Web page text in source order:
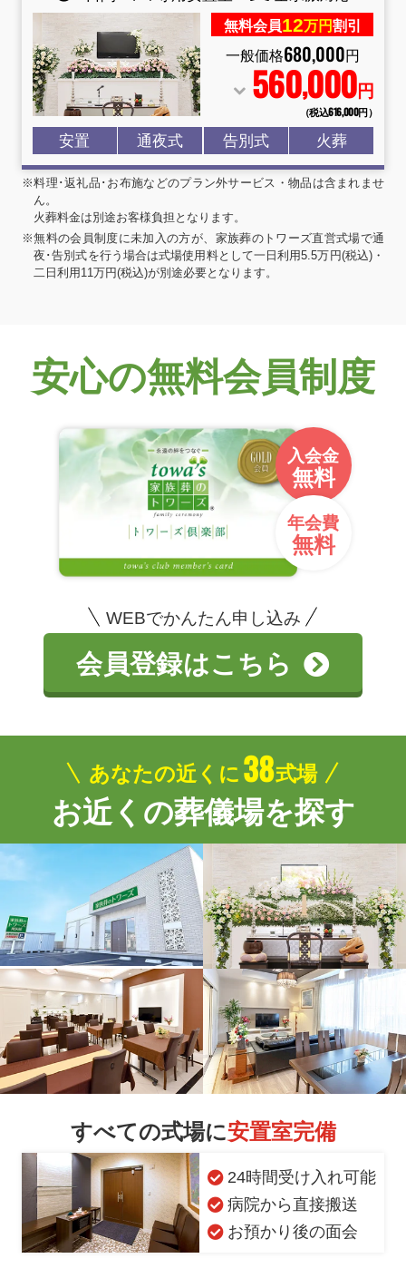
無料会員12万円割引
一般価格680,000円
560,000円
（税込616,000円）
安置 通夜式 告別式 火葬
※料理･返礼品･お布施などのプラン外サービス・物品は含まれませ
ん。
火葬料金は別途お客様負担となります。
※無料の会員制度に未加入の方が、家族葬のトワーズ直営式場で通
夜･告別式を行う場合は式場使用料として一日利用5.5万円(税込)・
二日利用11万円(税込)が別途必要となります。
安心の無料会員制度
入会金
無料
年会費
無料
WEBでかんたん申し込み
会員登録はこちら
あなたの近くに 38式場
お近くの葬儀場を探す
すべての式場に安置室完備
24時間受け入れ可能
病院から直接搬送
お預かり後の面会